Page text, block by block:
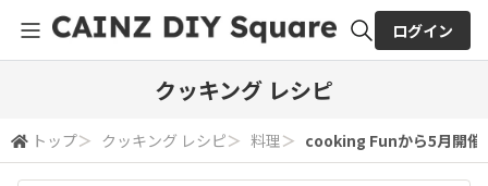
検索
ログイン
クッキング レシピ
トップ＞ クッキング レシピ＞ 料理＞ cooking Funから5月開催